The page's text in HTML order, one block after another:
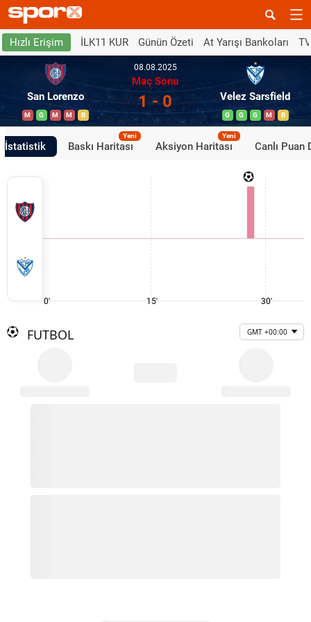
Hızlı Erişim İLK11 KUR Günün Özeti At Yarışı Bankoları
San Lorenzo
M G M M B
08.08.2025
Maç Sonu
1 - 0 Velez Sarsfield
G G G M B
İstatistik Baskı Haritası
Yeni
Aksiyon Haritası
Yeni
Canlı Puan
0' 15' 30'
FUTBOL GMT +00:00